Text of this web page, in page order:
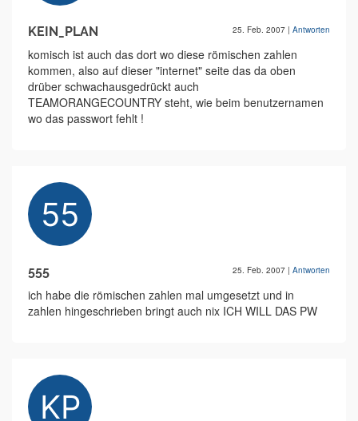
KEIN_PLAN 25. Feb. 2007 | Antworten
komisch ist auch das dort wo diese römischen zahlen
kommen, also auf dieser "internet" seite das da oben
drüber schwachausgedrückt auch
TEAMORANGECOUNTRY steht, wie beim benutzernamen
wo das passwort fehlt !
555 25. Feb. 2007 | Antworten
ich habe die römischen zahlen mal umgesetzt und in
zahlen hingeschrieben bringt auch nix ICH WILL DAS PW